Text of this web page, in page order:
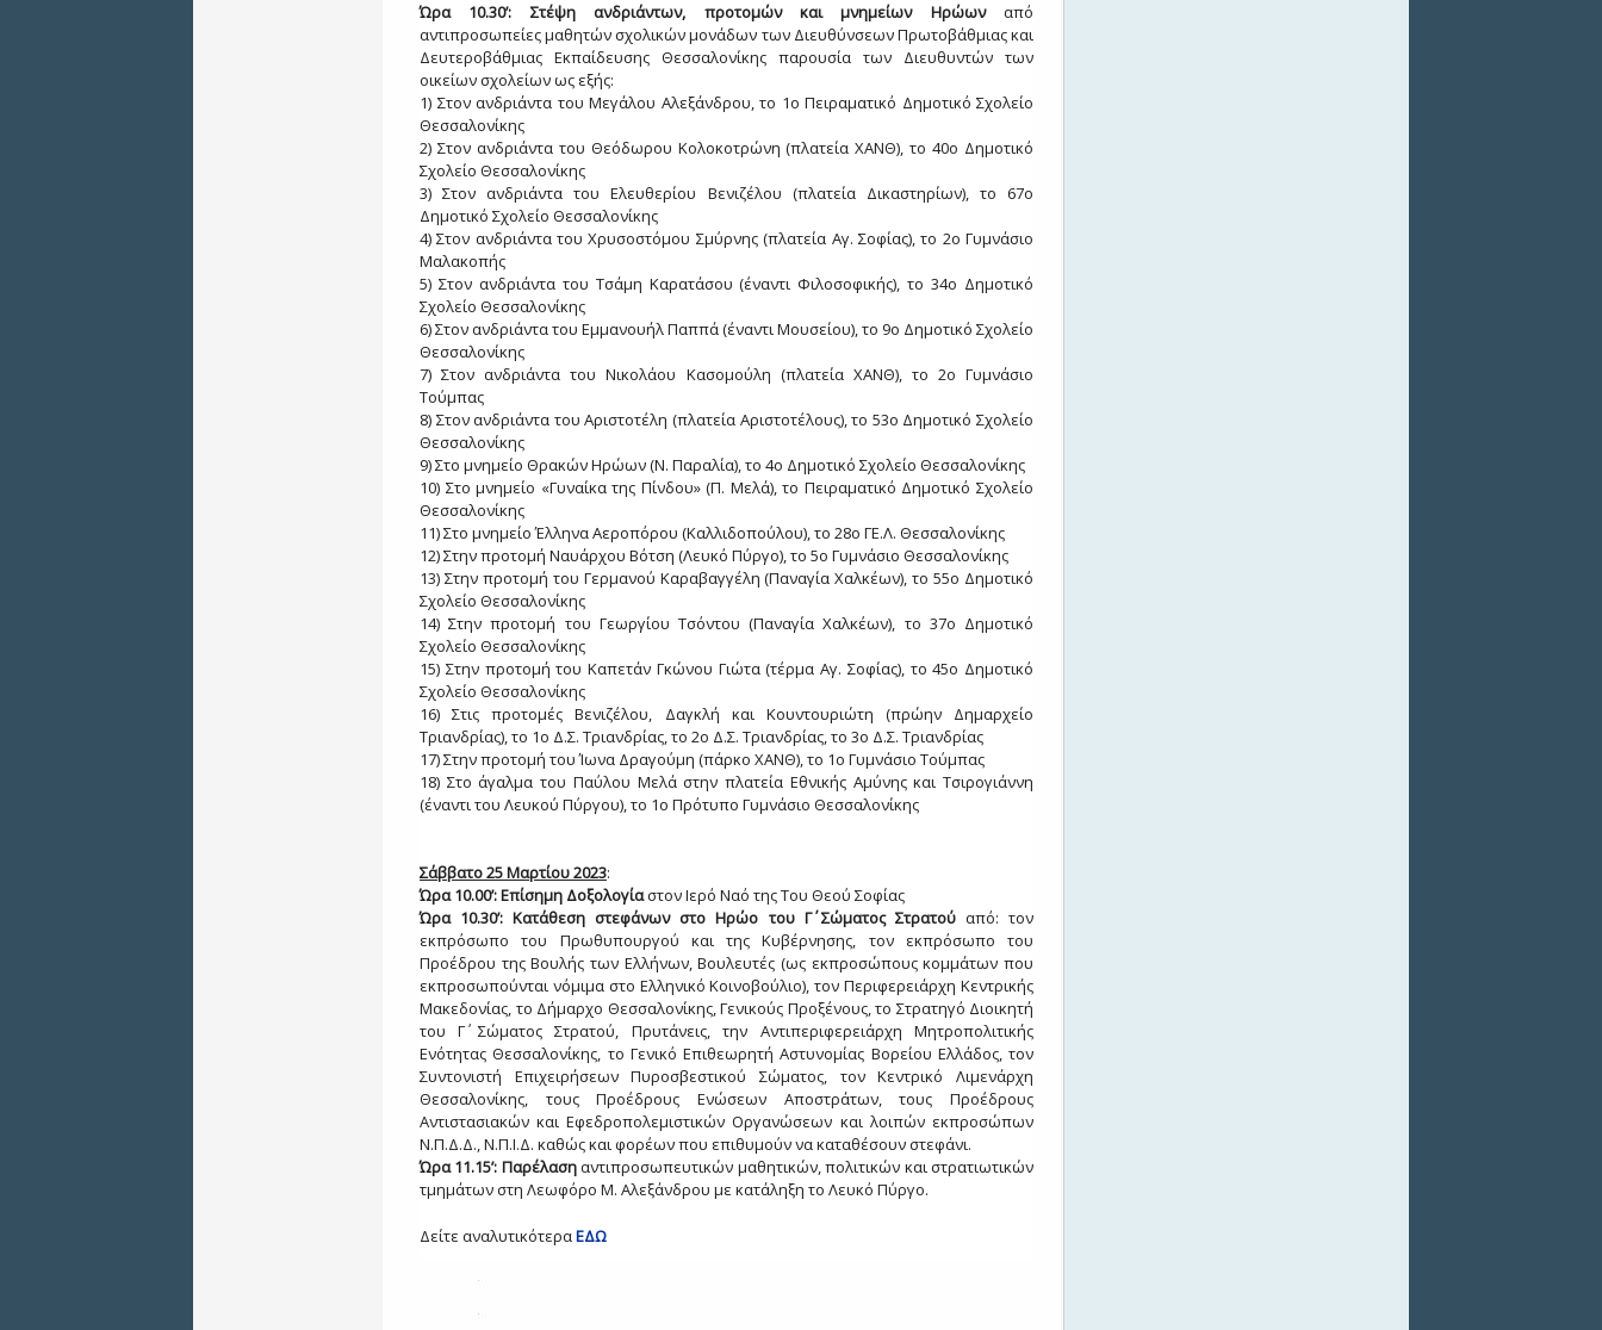
Ώρα 10.30’: Στέψη ανδριάντων, προτομών και μνημείων Ηρώωναπό
αντιπροσωπείες μαθητών σχολικών μονάδων των Διευθύνσεων Πρωτοβάθμιας και
Δευτεροβάθμιας Εκπαίδευσης Θεσσαλονίκης παρουσία των Διευθυντών των
οικείων σχολείων ως εξής:
1) Στον ανδριάντα του Μεγάλου Αλεξάνδρου, το 1ο Πειραματικό Δημοτικό Σχολείο
Θεσσαλονίκης
2) Στον ανδριάντα του Θεόδωρου Κολοκοτρώνη (πλατεία ΧΑΝΘ), το 40ο Δημοτικό
Σχολείο Θεσσαλονίκης
3) Στον ανδριάντα του Ελευθερίου Βενιζέλου (πλατεία Δικαστηρίων), το 67ο
Δημοτικό Σχολείο Θεσσαλονίκης
4) Στον ανδριάντα του Χρυσοστόμου Σμύρνης (πλατεία Αγ. Σοφίας), το 2ο Γυμνάσιο
Μαλακοπής
5) Στον ανδριάντα του Τσάμη Καρατάσου (έναντι Φιλοσοφικής), το 34ο Δημοτικό
Σχολείο Θεσσαλονίκης
6) Στον ανδριάντα του Εμμανουήλ Παππά (έναντι Μουσείου), το 9ο Δημοτικό Σχολείο
Θεσσαλονίκης
7) Στον ανδριάντα του Νικολάου Κασομούλη (πλατεία ΧΑΝΘ), το 2ο Γυμνάσιο
Τούμπας
8) Στον ανδριάντα του Αριστοτέλη (πλατεία Αριστοτέλους), το 53ο Δημοτικό Σχολείο
Θεσσαλονίκης
9) Στο μνημείο Θρακών Ηρώων (Ν. Παραλία), το 4ο Δημοτικό Σχολείο Θεσσαλονίκης
10) Στο μνημείο «Γυναίκα της Πίνδου» (Π. Μελά), το Πειραματικό Δημοτικό Σχολείο
Θεσσαλονίκης
11) Στο μνημείο Έλληνα Αεροπόρου (Καλλιδοπούλου), το 28ο ΓΕ.Λ. Θεσσαλονίκης
12) Στην προτομή Ναυάρχου Βότση (Λευκό Πύργο), το 5ο Γυμνάσιο Θεσσαλονίκης
13) Στην προτομή του Γερμανού Καραβαγγέλη (Παναγία Χαλκέων), το 55ο Δημοτικό
Σχολείο Θεσσαλονίκης
14) Στην προτομή του Γεωργίου Τσόντου (Παναγία Χαλκέων), το 37ο Δημοτικό
Σχολείο Θεσσαλονίκης
15) Στην προτομή του Καπετάν Γκώνου Γιώτα (τέρμα Αγ. Σοφίας), το 45ο Δημοτικό
Σχολείο Θεσσαλονίκης
16) Στις προτομές Βενιζέλου, Δαγκλή και Κουντουριώτη (πρώην Δημαρχείο
Τριανδρίας), το 1ο Δ.Σ. Τριανδρίας, το 2ο Δ.Σ. Τριανδρίας, το 3ο Δ.Σ. Τριανδρίας
17) Στην προτομή του Ίωνα Δραγούμη (πάρκο ΧΑΝΘ), το 1ο Γυμνάσιο Τούμπας
18) Στο άγαλμα του Παύλου Μελά στην πλατεία Εθνικής Αμύνης και Τσιρογιάννη
(έναντι του Λευκού Πύργου), το 1ο Πρότυπο Γυμνάσιο Θεσσαλονίκης
Σάββατο25 Μαρτίου 2023:
Ώρα 10.00’:Επίσημη Δοξολογίαστον Ιερό Ναό της Του Θεού Σοφίας
Ώρα 10.30’: Κατάθεση στεφάνων στο Ηρώο του Γ΄ Σώματος Στρατούαπό: τον
εκπρόσωπο του Πρωθυπουργού και της Κυβέρνησης, τον εκπρόσωπο του
Προέδρου της Βουλής των Ελλήνων, Βουλευτές (ως εκπροσώπους κομμάτων που
εκπροσωπούνται νόμιμα στο Ελληνικό Κοινοβούλιο), τον Περιφερειάρχη Κεντρικής
Μακεδονίας, το Δήμαρχο Θεσσαλονίκης, Γενικούς Προξένους, το Στρατηγό Διοικητή
του Γ΄ Σώματος Στρατού, Πρυτάνεις, την Αντιπεριφερειάρχη Μητροπολιτικής
Ενότητας Θεσσαλονίκης, το Γενικό Επιθεωρητή Αστυνομίας Βορείου Ελλάδος, τον
Συντονιστή Επιχειρήσεων Πυροσβεστικού Σώματος, τον Κεντρικό Λιμενάρχη
Θεσσαλονίκης, τους Προέδρους Ενώσεων Αποστράτων, τους Προέδρους
Αντιστασιακών και Εφεδροπολεμιστικών Οργανώσεων και λοιπών εκπροσώπων
Ν.Π.Δ.Δ., Ν.Π.Ι.Δ. καθώς και φορέων που επιθυμούν να καταθέσουν στεφάνι.
Ώρα 11.15’: Παρέλασηαντιπροσωπευτικών μαθητικών, πολιτικών και στρατιωτικών
τμημάτων στη Λεωφόρο Μ. Αλεξάνδρου με κατάληξη το Λευκό Πύργο.
Δείτε αναλυτικότεραΕΔΩ